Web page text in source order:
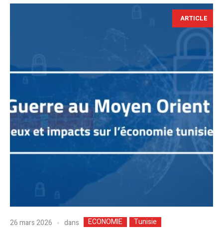
ARTICLE
26 mars 2026 dans ECONOMIE Tunisie